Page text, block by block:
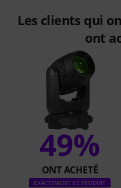
Les clients qui
ont
49%
ONT ACHETÉ
EXACTEMENT CE PRODUIT